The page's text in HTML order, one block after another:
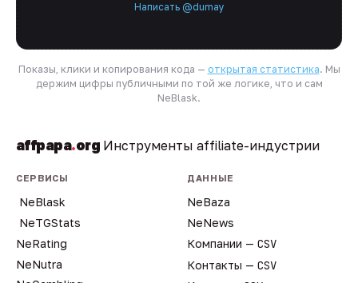
Написать @dumay
Показы, клики и копирования кода — открытая статистика. Мы
держим цифры публичными по той же логике, что и сам
NeBlask.
affpapa.org Инструменты affiliate-индустрии
СЕРВИСЫ
NeBlask
NeTGStats
NeRating
NeNutra
ДАННЫЕ
NeBaza
NeNews
Компании — CSV
Контакты — CSV